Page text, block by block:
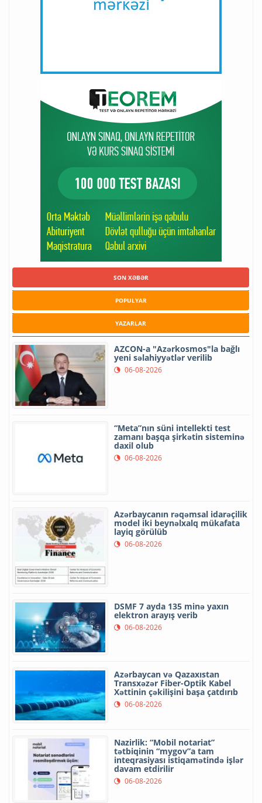
SON XƏBƏR
POPULYAR
YAZARLAR
AZCON-a "Azərkosmos"la bağlı
yeni səlahiyyətlər verilib
06-08-2026
“Meta”nın süni intellekti test
zamanı başqa şirkətin sisteminə
daxil olub
06-08-2026
Azərbaycanın rəqəmsal idarəçilik
model iki beynəlxalq mükafata
layiq görülüb
06-08-2026
DSMF 7 ayda 135 minə yaxın
elektron arayış verib
06-08-2026
Azərbaycan və Qazaxıstan
Transxəzər Fiber-Optik Kabel
Xəttinin çəkilişini başa çatdırıb
06-08-2026
Nazirlik: “Mobil notariat”
tətbiqinin “mygov”a tam
inteqrasiyası istiqamətində işlər
davam etdirilir
06-08-2026